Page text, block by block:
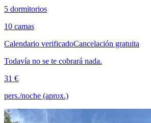
5 dormitorios
10 camas
Calendario verificadoCancelación gratuita
Todavía no se te cobrará nada.
31 €
pers./noche (aprox.)